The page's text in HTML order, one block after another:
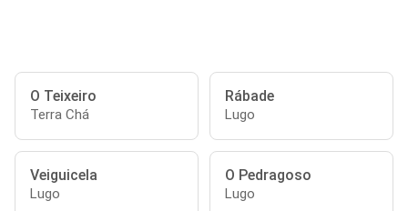
O Teixeiro
Terra Chá
Rábade
Lugo
Veiguicela
Lugo
O Pedragoso
Lugo